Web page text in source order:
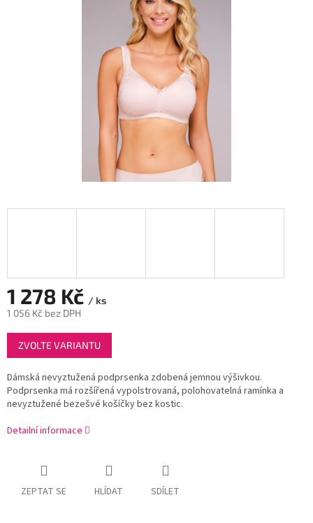
1 278 Kč / ks
1 056 Kč bez DPH
Měrná
cena:
ZVOLTE VARIANTU
Dámská nevyztužená podprsenka zdobená jemnou výšivkou.
Podprsenka má rozšířená vypolstrovaná, polohovatelná ramínka a
nevyztužené bezešvé košíčky bez kostic.
Detailní informace
ZEPTAT SE HLÍDAT SDÍLET